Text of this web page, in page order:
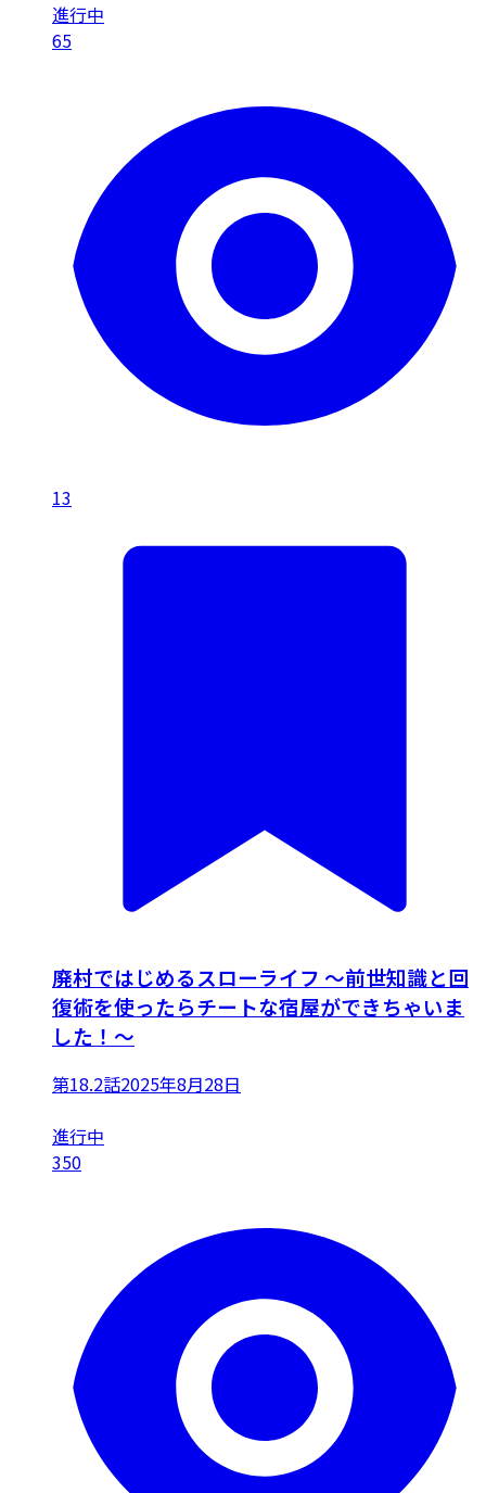
進行中
65
13
廃村ではじめるスローライフ ～前世知識と回
復術を使ったらチートな宿屋ができちゃいま
した！～
第18.2話2025年8月28日
進行中
350